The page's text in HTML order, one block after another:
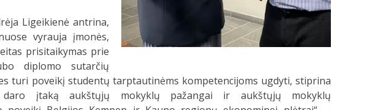
Ligeikienė antrina,
vyrauja įmonės,
prisitaikymas prie
diplomo sutarčių
turi poveikį studentų tarptautinėms kompetencijoms ugdyti, stiprina
įtaką aukštųjų mokyklų pažangai ir aukštųjų mokyklų